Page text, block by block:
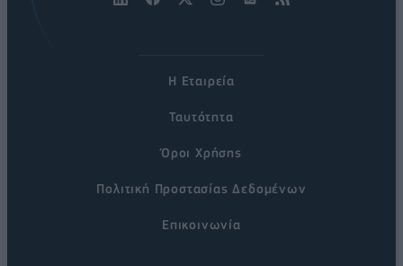
Η Εταιρεία
Ταυτότητα
Όροι Χρήσης
Πολιτική Προστασίας Δεδομένων
Επικοινωνία